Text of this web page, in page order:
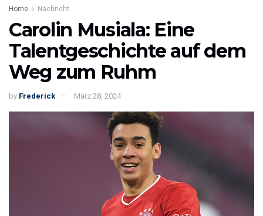
Home Nachricht
Carolin Musiala: Eine
Talentgeschichte auf dem
Weg zum Ruhm
by Frederick März 28, 2024